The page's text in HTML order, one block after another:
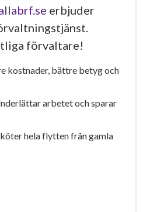
erbjuder
förvaltare!
kostnader, bättre betyg och
arbetet och sparar
hela flytten från gamla